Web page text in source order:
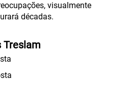
visualmente
décadas.
Treslam